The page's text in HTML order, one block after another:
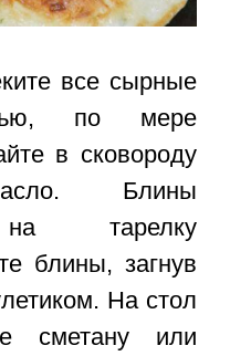
все сырные
, по мере
в сковороду
Блины
на тарелку
блины, загнув
На стол
сметану или